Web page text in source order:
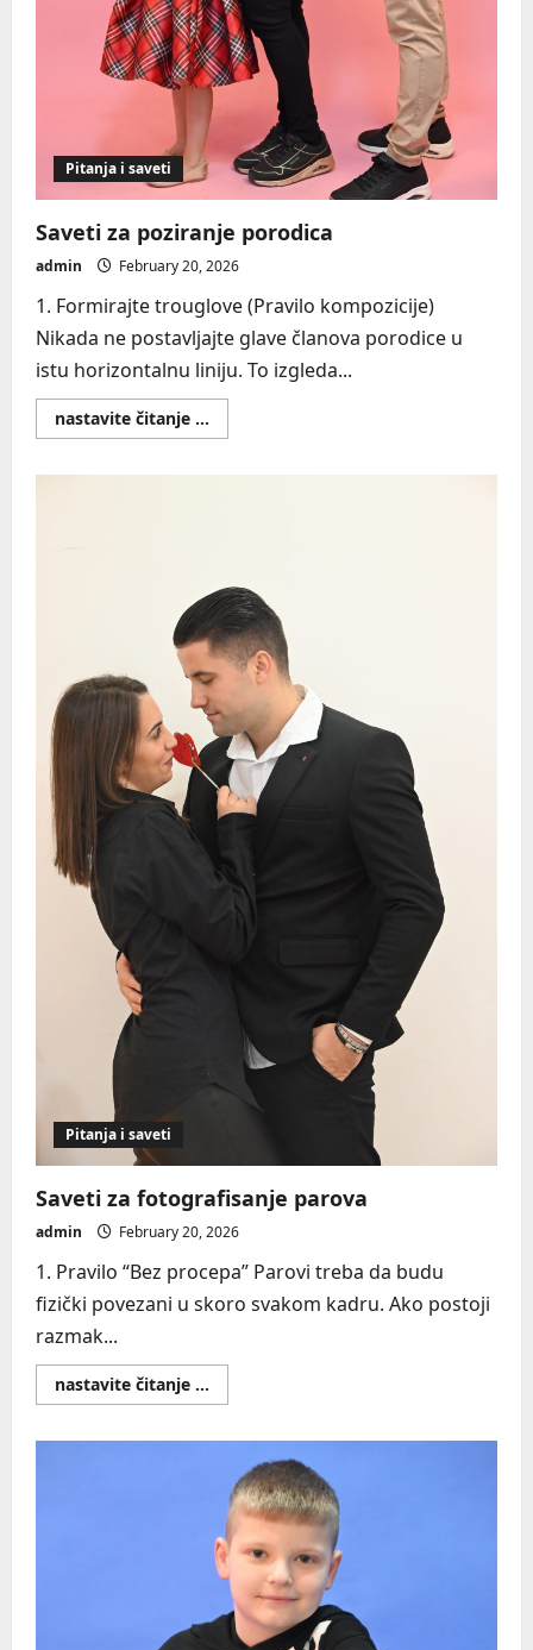
Pitanja i saveti
Saveti za poziranje porodica
admin February 20, 2026
1. Formirajte trouglove (Pravilo kompozicije)
Nikada ne postavljajte glave članova porodice u
istu horizontalnu liniju. To izgleda...
nastavite čitanje ...
more
Pitanja i saveti
Saveti za fotografisanje parova
admin February 20, 2026
1. Pravilo “Bez procepa” Parovi treba da budu
fizički povezani u skoro svakom kadru. Ako postoji
razmak...
nastavite čitanje ...
more
fotografisanje
parova